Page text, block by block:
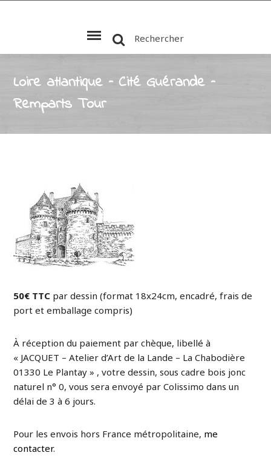
Rechercher
Loire atlantique – Cité Guérande –
Remparts Tour
50€ TTC par dessin (format 18x24cm, encadré, frais de
port et emballage compris)
À réception du paiement par chèque, libellé à
« JACQUET – Atelier d’Art de la Lande – La Chabodière
01330 Le Plantay » , votre dessin, sous cadre bois jonc
naturel n° 0, vous sera envoyé par Colissimo dans un
délai de 3 à 6 jours.
Pour les envois hors France métropolitaine, me
contacter.